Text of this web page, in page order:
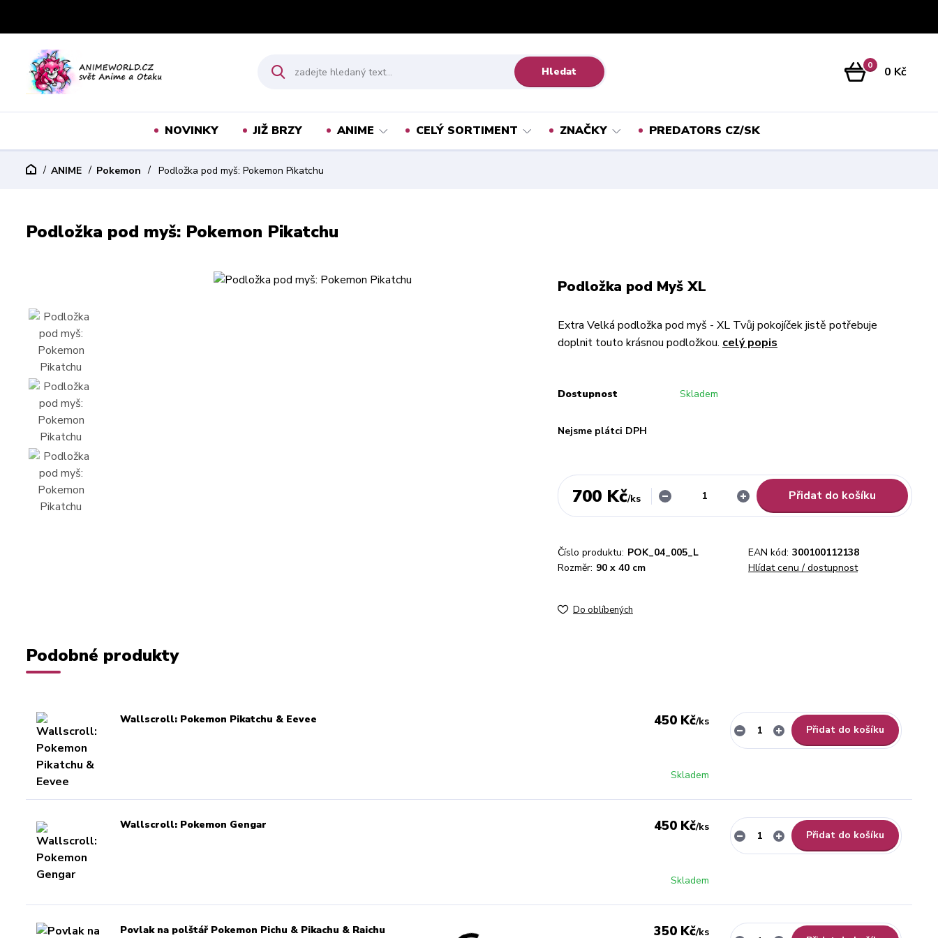
Hledat 0 0 Kč
NOVINKY JIŽ BRZY ANIME CELÝ SORTIMENT ZNAČKY PREDATORS CZ/SK
ANIME Pokemon Podložka pod myš: Pokemon Pikatchu
Podložka pod myš: Pokemon Pikatchu
Podložka pod Myš XL
Extra Velká podložka pod myš - XL Tvůj pokojíček jistě potřebuje
doplnit touto krásnou podložkou. celý popis
Dostupnost Skladem
Nejsme plátci DPH
700 Kč/ks Přidat do košíku
Číslo produktu: POK_04_005_L EAN kód: 300100112138
Rozměr: 90 x 40 cm Hlídat cenu / dostupnost
Do oblíbených
Podobné produkty
Wallscroll: Pokemon Pikatchu & Eevee 450 Kč/ks
Skladem
Přidat do košíku
Wallscroll: Pokemon Gengar 450 Kč/ks
Skladem
Přidat do košíku
Povlak na polštář Pokemon Pichu & Pikachu & Raichu 350 Kč/ks